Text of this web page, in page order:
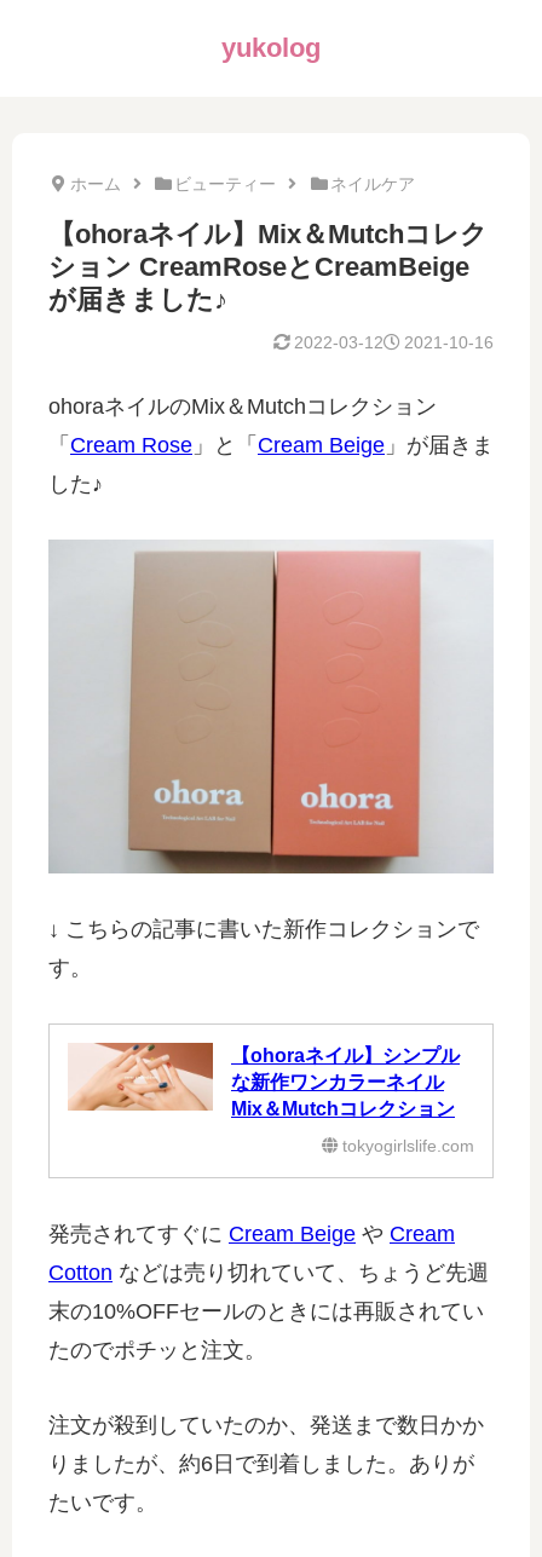
yukolog
ホーム ビューティー ネイルケア
【ohoraネイル】Mix＆Mutchコレク
ション CreamRoseとCreamBeige
が届きました♪
2021-10-16
2022-03-12
ohoraネイルのMix＆Mutchコレクション
「 Cream Rose 」と「 Cream Beige 」が届きま
した♪
↓ こちらの記事に書いた新作コレクションで
す。
【ohoraネイル】シンプル
な新作ワンカラーネイル
Mix＆Mutchコレクション
tokyogirlslife.com
発売されてすぐに Cream Beige や Cream
Cotton などは売り切れていて、ちょうど先週
末の10%OFFセールのときには再販されてい
たのでポチッと注文。
注文が殺到していたのか、発送まで数日かか
りましたが、約6日で到着しました。ありが
たいです。